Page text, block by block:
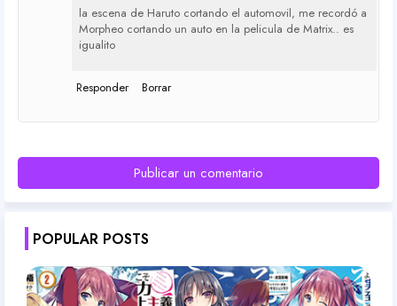
la escena de Haruto cortando el automovil, me recordó a
Morpheo cortando un auto en la pelicula de Matrix.. es
igualito
Responder Borrar
Publicar un comentario
POPULAR POSTS